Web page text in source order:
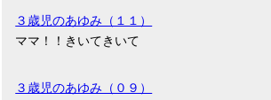
３歳児のあゆみ（１１）
ママ！！きいてきいて
３歳児のあゆみ（０９）